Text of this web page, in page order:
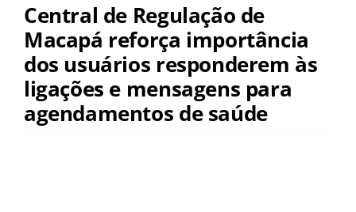
Central de Regulação de
Macapá reforça importância
dos usuários responderem às
ligações e mensagens para
agendamentos de saúde